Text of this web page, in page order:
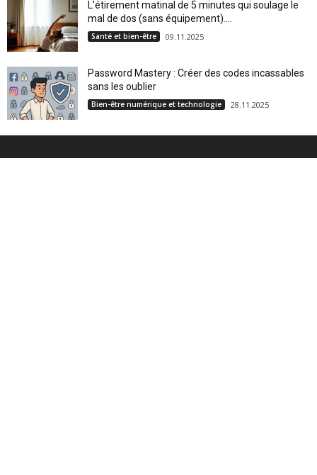
L'étirement matinal de 5 minutes qui soulage le
mal de dos (sans équipement)....
Santé et bien-être 09.11.2025
Password Mastery : Créer des codes incassables
sans les oublier
Bien-être numérique et technologie 28.11.2025